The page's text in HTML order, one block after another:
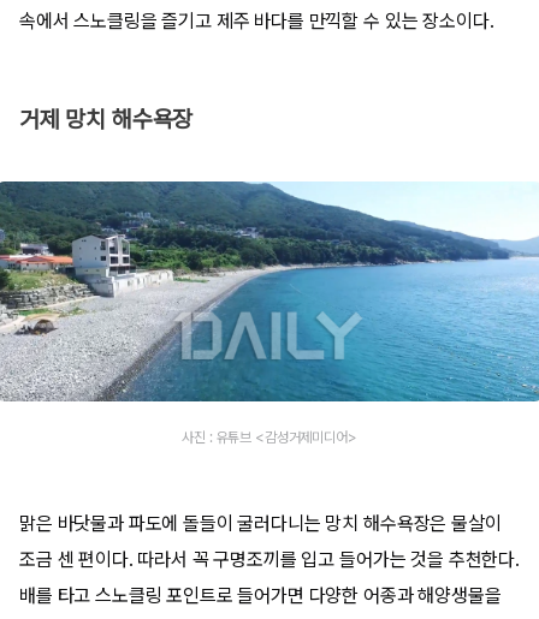
속에서 스노클링을 즐기고 제주 바다를 만끽할 수 있는 장소이다.
거제 망치 해수욕장
사진 : 유튜브 <감성거제미디어>
맑은 바닷물과 파도에 돌들이 굴러다니는 망치 해수욕장은 물살이
조금 센 편이다. 따라서 꼭 구명조끼를 입고 들어가는 것을 추천한다.
배를 타고 스노클링 포인트로 들어가면 다양한 어종과 해양생물을